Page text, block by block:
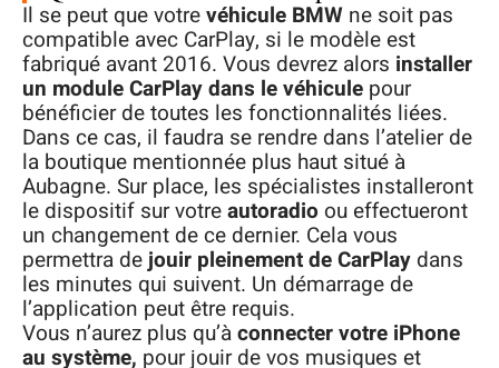
Il se peut que votrevéhicule BMW ne soit pas
compatible avec CarPlay, si le modèle est
fabriqué avant 2016. Vous devrez alors installer
un module CarPlay dans le véhicule pour
bénéficier de toutes les fonctionnalités liées.
Dans ce cas, il faudra se rendre dans l’atelier de
la boutique mentionnée plus haut situé à
Aubagne. Sur place, les spécialistes installeront
le dispositif sur votreautoradio ou effectueront
un changement de ce dernier. Cela vous
permettra dejouir pleinement de CarPlay dans
les minutes qui suivent. Un démarrage de
l’application peut être requis.
Vous n’aurez plus qu’àconnecter votre iPhone
au système, pour jouir de vos musiques et